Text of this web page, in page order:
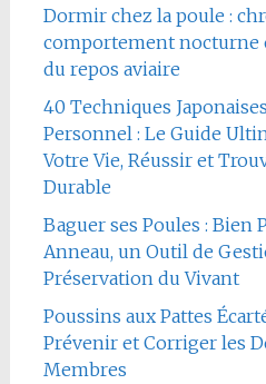
Dormir chez la poule :
comportement nocturne
du repos aviaire
40 Techniques
Personnel : Le Guide
Votre Vie, Réussir et
Durable
Baguer ses Poules : Bien
Anneau, un Outil de
Préservation du Vivant
Poussins aux Pattes
Prévenir et Corriger les
Membres